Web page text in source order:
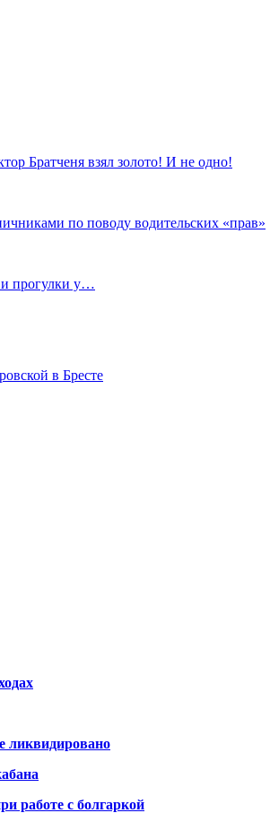
Братченя взял золото! И не одно!
по поводу водительских «прав»
и прогулки у…
в Бресте
ликвидировано
работе с болгаркой